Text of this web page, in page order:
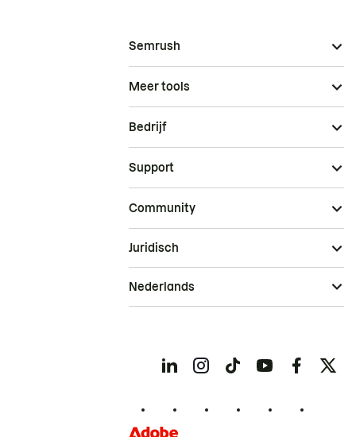
Semrush
Meer tools
Bedrijf
Support
Community
Juridisch
Nederlands